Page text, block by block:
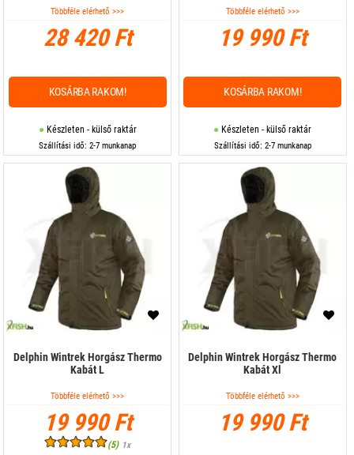
Többféle elérhető >>>
28 420 Ft
Készleten - külső raktár
Szállítási idő: 2-7 munkanap
KOSÁRBA RAKOM!
Többféle elérhető >>>
19 990 Ft
Készleten - külső raktár
Szállítási idő: 2-7 munkanap
KOSÁRBA RAKOM!
Delphin Wintrek Horgász Thermo
Kabát L
Többféle elérhető >>>
19 990 Ft
(5) 1x
Delphin Wintrek Horgász Thermo
Kabát Xl
Többféle elérhető >>>
19 990 Ft